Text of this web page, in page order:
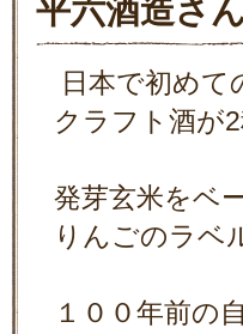
平六酒造さ
日本で初めて
クラフト酒が
発芽玄米をベ
りんごのラベ
１００年前の